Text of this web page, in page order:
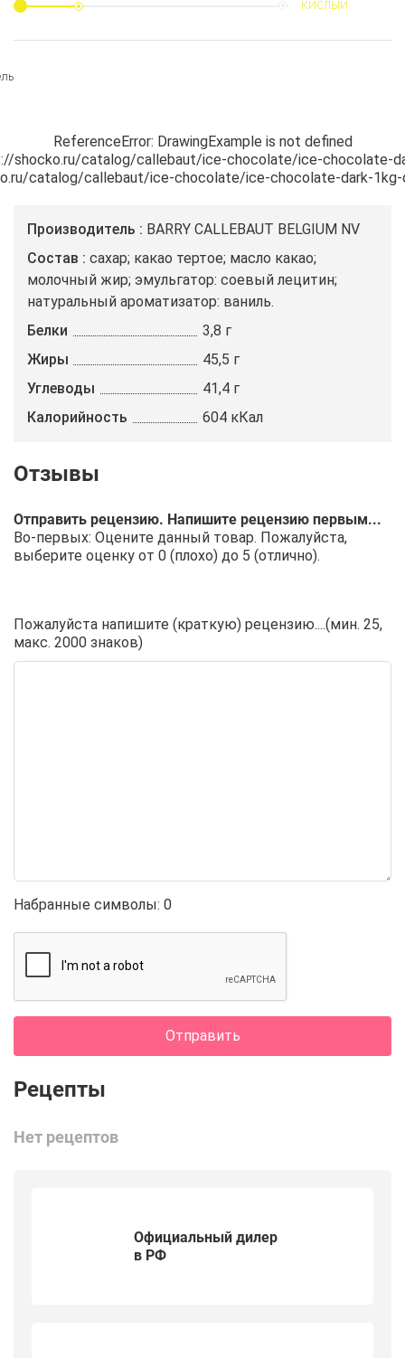
КИСЛЫЙ
ReferenceError: DrawingExample is not defined
shocko.ru/catalog/callebaut/ice-chocolate/ice-chocolate-
catalog/callebaut/ice-chocolate/ice-chocolate-dark-
Производитель
BARRY CALLEBAUT BELGIUM NV
Состав
сахар; какао тертое; масло какао;
молочный жир; эмульгатор: соевый лецитин;
натуральный ароматизатор: ваниль.
Белки
3,8 г
Жиры
45,5 г
Углеводы
41,4 г
Калорийность
604 кКал
Отправить рецензию. Напишите рецензию первым...
Во-первых: Оцените данный товар. Пожалуйста,
выберите оценку от 0 (плохо) до 5 (отлично).
Пожалуйста напишите (краткую) рецензию....(мин. 25,
макс. 2000 знаков)
Набранные символы: 0
Отправить
Нет рецептов
Официальный дилер
в РФ